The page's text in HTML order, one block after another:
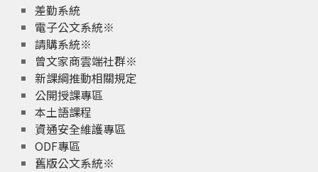
差勤系統
電子公文系統※
請購系統※
曾文家商雲端社群※
新課綱推動相關規定
公開授課專區
本土語課程
資通安全維護專區
ODF專區
舊版公文系統※